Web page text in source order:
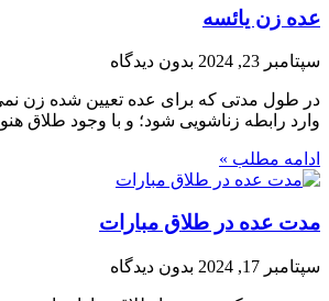
عده زن یائسه
سپتامبر 23, 2024 بدون دیدگاه
در طول مدتی که برای عده تعیین شده زن
وارد رابطه زناشویی شود؛ و با وجود طلاق
ادامه مطلب »
مدت عده در طلاق مبارات
سپتامبر 17, 2024 بدون دیدگاه